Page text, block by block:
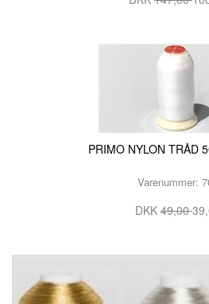
PRIMO NYLON TRÅD
Varenummer:
DKK 49,00